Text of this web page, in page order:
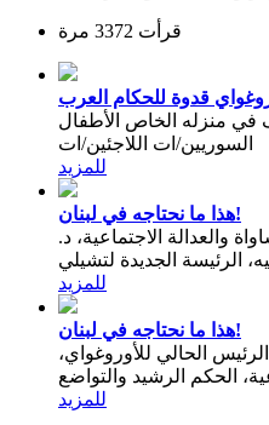
قرأت 3372 مرة
منزله الخاص الأطفال
السوريين/ات اللاجئين/ات
للمزيد
هذا ما نحتاجه في لبنان!
والعدالة الاجتماعية، د.
الرئيسة الجديدة لتشيلي
للمزيد
هذا ما نحتاجه في لبنان!
الحالي للأوروغواي،
للمزيد